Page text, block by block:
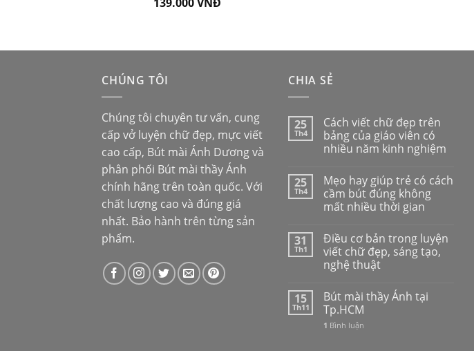
CHÚNG TÔI
Chúng tôi chuyên tư vấn, cung
cấp vở luyện chữ đẹp, mực viết
cao cấp, Bút mài Ánh Dươngvà
phân phối Bút mài thầy Ánh
chính hãng trên toàn quốc. Với
chất lượng cao và đúng giá
nhất. Bảo hành trên từng sản
phẩm.
CHIA SẺ
25
Th4
Cách viết chữ đẹp trên
bảng của giáo viên có
nhiều năm kinh nghiệm
25
Th4
Mẹo hay giúp trẻ có cách
cầm bút đúng không
mất nhiều thời gian
31
Th1
Điều cơ bản trong luyện
viết chữ đẹp, sáng tạo,
nghệ thuật
15
Th11
Bút mài thầy Ánh tại
Tp.HCM
1 Bình luận